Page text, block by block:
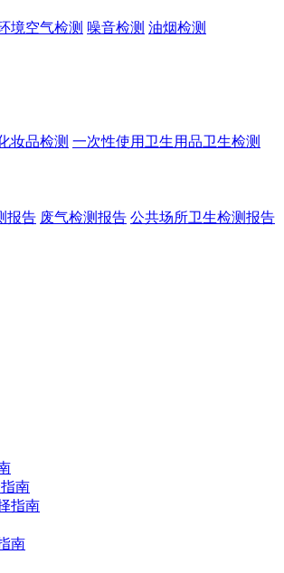
境空气检测 噪音检测 油烟检测
妆品检测 一次性使用卫生用品卫生检测
报告 废气检测报告 公共场所卫生检测报告
南
指南
南